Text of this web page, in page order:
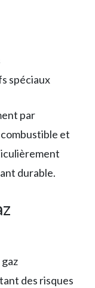
spéciaux
par
et
durable.
des risques